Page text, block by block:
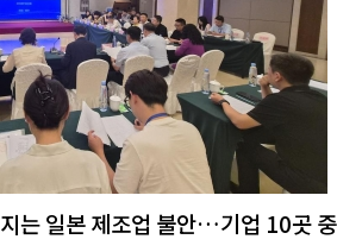
는 일본 제조업 불안…기업 10곳 중